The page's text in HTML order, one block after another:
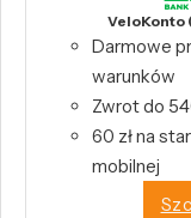
VeloKonto
Darmowe
warunków
Zwrot do
60 zł na
mobilnej